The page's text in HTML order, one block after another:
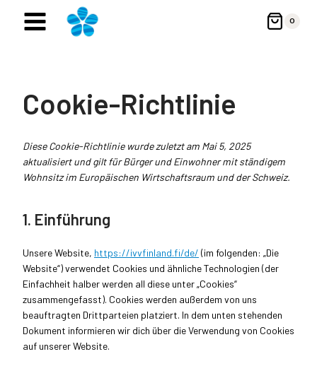
Inhalt
0
Cookie-Richtlinie
Diese Cookie-Richtlinie wurde zuletzt am Mai 5, 2025
aktualisiert und gilt für Bürger und Einwohner mit ständigem
Wohnsitz im Europäischen Wirtschaftsraum und der Schweiz.
1. Einführung
Unsere Website, https://ivvfinland.fi/de/ (im folgenden: „Die
Website“) verwendet Cookies und ähnliche Technologien (der
Einfachheit halber werden all diese unter „Cookies“
zusammengefasst). Cookies werden außerdem von uns
beauftragten Drittparteien platziert. In dem unten stehenden
Dokument informieren wir dich über die Verwendung von Cookies
auf unserer Website.